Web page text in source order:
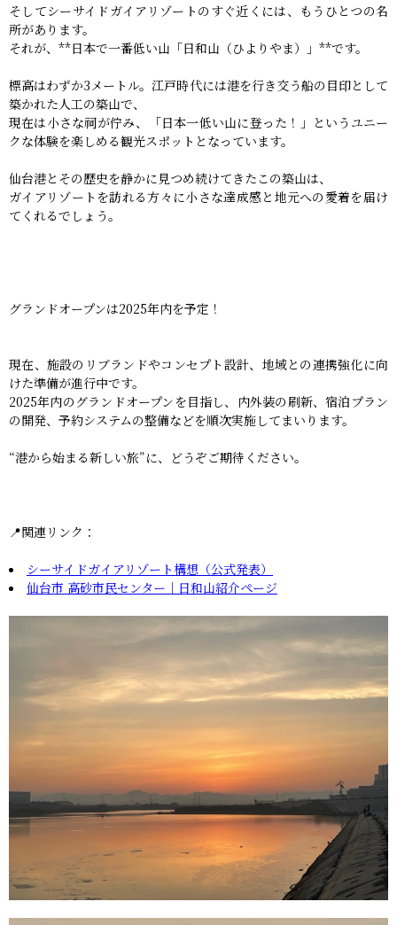
そしてシーサイドガイアリゾートのすぐ近くには、もうひとつの名
所があります。
それが、**日本で一番低い山「日和山（ひよりやま）」**です。
標高はわずか3メートル。江戸時代には港を行き交う船の目印として
築かれた人工の築山で、
現在は小さな祠が佇み、「日本一低い山に登った！」というユニー
クな体験を楽しめる観光スポットとなっています。
仙台港とその歴史を静かに見つめ続けてきたこの築山は、
ガイアリゾートを訪れる方々に小さな達成感と地元への愛着を届け
てくれるでしょう。
グランドオープンは2025年内を予定！
現在、施設のリブランドやコンセプト設計、地域との連携強化に向
けた準備が進行中です。
2025年内のグランドオープンを目指し、内外装の刷新、宿泊プラン
の開発、予約システムの整備などを順次実施してまいります。
“港から始まる新しい旅”に、どうぞご期待ください。
📍関連リンク：
シーサイドガイアリゾート構想（公式発表）
仙台市 高砂市民センター｜日和山紹介ページ